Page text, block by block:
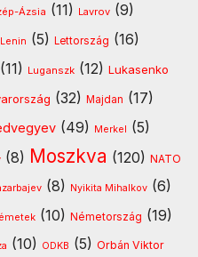
Ázsia (11) Lavrov (9)
Lenin (5) Lettország (16)
(11) Luganszk (12) Lukasenko
(32) Majdan (17)
(49) Merkel (5)
(8) Moszkva (120) NATO
(8) Nyikita Mihalkov (6)
(10) Németország (19)
(10) ODKB (5) Orbán Viktor